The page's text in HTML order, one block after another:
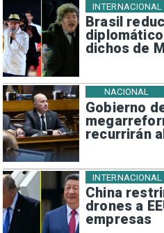
Brasil
dichos de
INTERNACIONAL
Gobierno
recurrirán
NACIONAL
China
drones a
empresas
INTERNACIONAL